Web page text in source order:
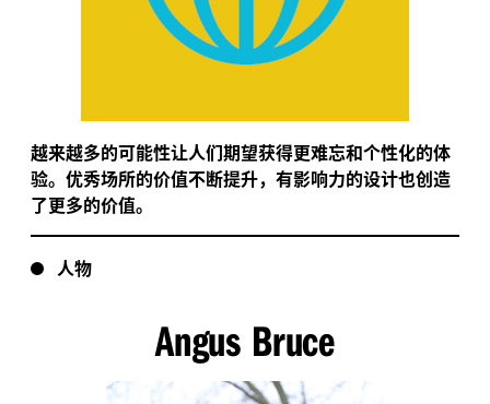
越来越多的可能性让人们期望获得更难忘和个性化的体
验。优秀场所的价值不断提升，有影响力的设计也创造
了更多的价值。
人物
Angus Bruce